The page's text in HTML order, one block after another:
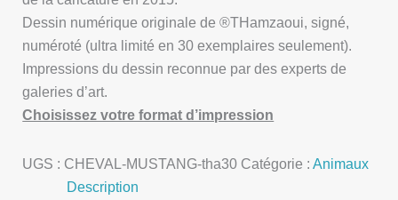
Dessin numérique originale de ®THamzaoui, signé,
numéroté (ultra limité en 30 exemplaires seulement).
Impressions du dessin reconnue par des experts de
galeries d’art.
Choisissez votre format d’impression
UGS : CHEVAL-MUSTANG-tha30 Catégorie :Animaux
Description